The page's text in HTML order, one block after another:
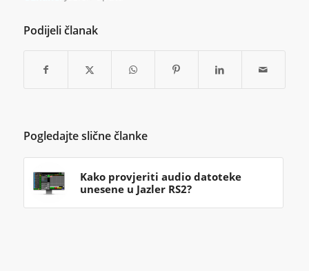
Podijeli članak
Pogledajte slične članke
Kako provjeriti audio datoteke
unesene u Jazler RS2?